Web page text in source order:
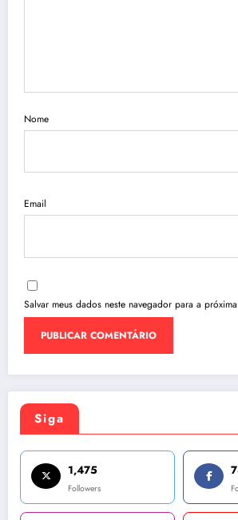
Nome
Email
Salvar meus dados neste navegador para a
Siga
1,475
Followers